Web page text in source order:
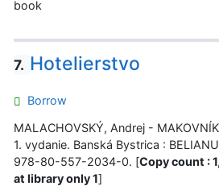
book
7. Hotelierstvo
Borrow
MALACHOVSKÝ, Andrej -
1. vydanie. Banská Bystrica :
978-80-557-2034-0. [Copy count :
at library only 1]